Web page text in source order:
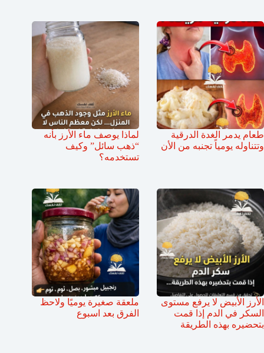
طعام يدمر الغدة الدرقية
وتتناوله يومياً تجنبه من الأن
لماذا يوصف ماء الأرز بأنه
“ذهب سائل” وكيف
تستخدمه؟
الأرز الأبيض لا يرفع مستوى
السكر في الدم إذا قمت
بتحضيره بهذه الطريقة
ملعقة صغيرة يوميًا ولاحظ
الفرق بعد اسبوع